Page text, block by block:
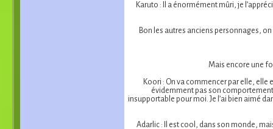
Karuto : Il a énormément mûri, je
Bon les autres anciens personnages,
Mais encore une
Koori : On va commencer par elle, elle
évidemment pas son
insupportable pour moi. Je l’ai bien aimé
Adarlic : Il est cool, dans son monde,